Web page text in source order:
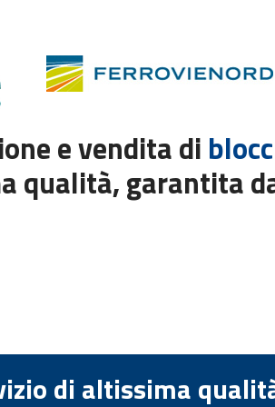
e vendita di
garantita
di altissima